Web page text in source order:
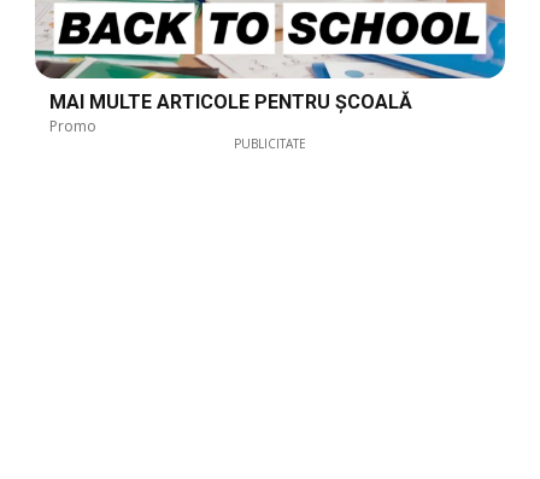
MAI MULTE ARTICOLE PENTRU ȘCOALĂ
Promo
PUBLICITATE